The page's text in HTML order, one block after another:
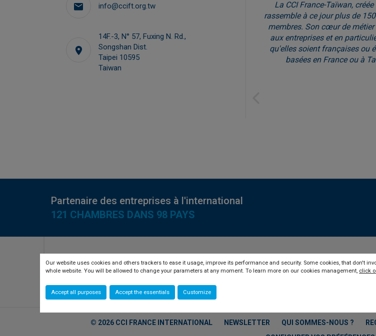
Our website uses cookies and others trackers to ease it usage, improve its performance and security. Some cookies, that don't
whole website. You will be allowed to change your parameters at any moment. To learn more on our cookies management, click
Accept all purposes Accept the essentials Customize
info@ccift.org.tw
14F.-3, N° 57, Fuxing N. Rd.,
Songshan Dist.
Taipei 10595
Taiwan
La CCI France-Taïwan,
rassemble à ce jour plus de
membres. Son cœur de
aux entreprises et en
qu'elles soient françaises ou
basées en France ou à
Partenaire des entreprises à l'international
121 CHAMBRES DANS 98 PAYS
© 2026 CCI FRANCE INTERNATIONAL NEWSLETTER QUI SOMMES-NOUS ?